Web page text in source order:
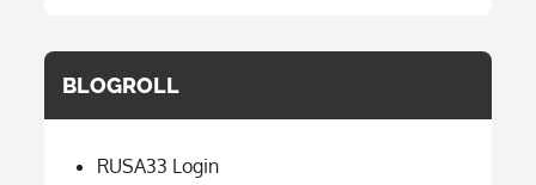
BLOGROLL
RUSA33 Login